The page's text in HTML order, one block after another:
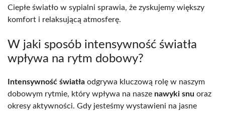
Ciepłe światło w sypialni sprawia, że zyskujemy większy
komfort i relaksującą atmosferę.
W jaki sposób intensywność światła
wpływa na rytm dobowy?
Intensywność światła odgrywa kluczową rolę w naszym
dobowym rytmie, który wpływa na nasze nawyki snu oraz
okresy aktywności. Gdy jesteśmy wystawieni na jasne